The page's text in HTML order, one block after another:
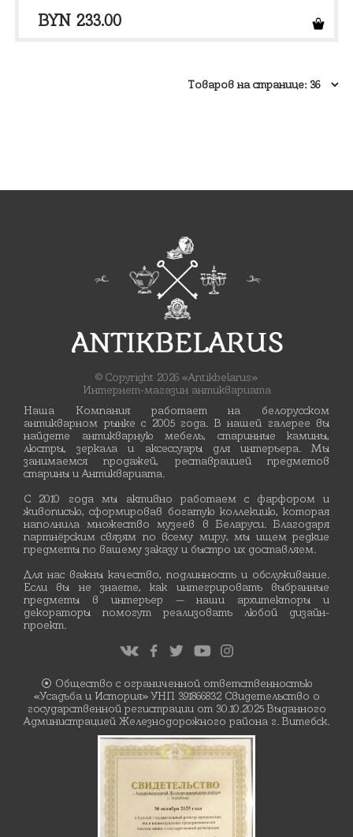
BYN 233.00
© Copyright 2026 «Antikbelarus»
Интернет-магазин антиквариата
Наша Компания работает на белорусском
антикварном рынке с 2005 года. В нашей галерее вы
найдете антикварную мебель, старинные камины,
люстры, зеркала и аксессуары для интерьера. Мы
занимаемся продажей, реставрацией предметов
старины и Антиквариата.
С 2010 года мы активно работаем с фарфором и
живописью, сформировав богатую коллекцию, которая
наполнила множество музеев в Беларуси. Благодаря
партнёрским связям по всему миру, мы ищем редкие
предметы по вашему заказу и быстро их доставляем.
Для нас важны качество, подлинность и обслуживание.
Если вы не знаете, как интегрировать выбранные
предметы в интерьер — наши архитекторы и
декораторы помогут реализовать любой дизайн-
проект.
⦿ Общество с ограниченной ответственностью
«Усадьба и История» УНП 391866832 Свидетельство о
государственной регистрации от 30.10.2025 Выданного
Администрацией Железнодорожного района г. Витебск.